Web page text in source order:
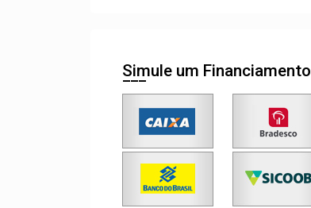
Simule um Financiamento